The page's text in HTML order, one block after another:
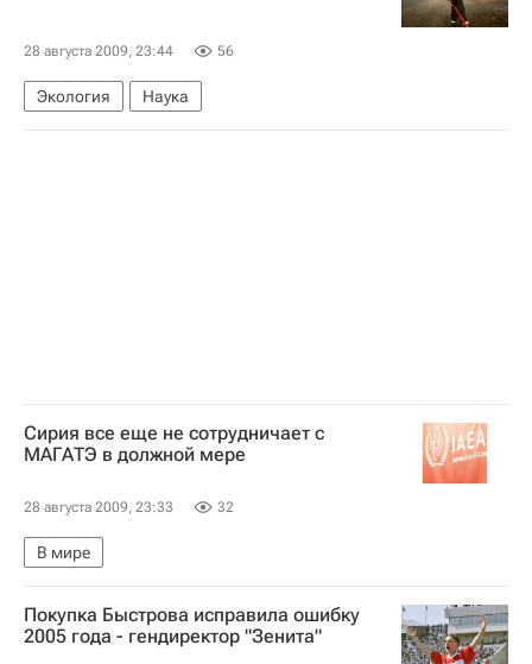
28 августа 2009, 23:44 56
Экология Наука
Сирия все еще не сотрудничает с
МАГАТЭ в должной мере
28 августа 2009, 23:33 32
В мире
Покупка Быстрова исправила ошибку
2005 года - гендиректор "Зенита"